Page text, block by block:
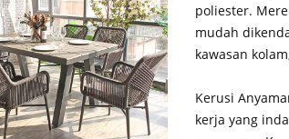
poliester.
mudah
kawasan
Kerusi
kerja yang